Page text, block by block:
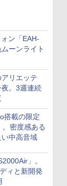
ン「EAH-
ーンライト
アリエッテ
夜。3週連続
搭載の限定
密度感ある
中高音域
」。
ィと新開発